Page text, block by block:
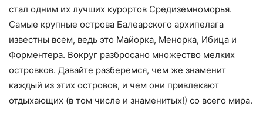
стал одним их лучших курортов Средиземноморья.
Самые крупные острова Балеарского архипелага
известны всем, ведь это Майорка, Менорка, Ибица и
Форментера. Вокруг разбросано множество мелких
островков. Давайте разберемся, чем же знаменит
каждый из этих островов, и чем они привлекают
отдыхающих (в том числе и знаменитых!) со всего мира.